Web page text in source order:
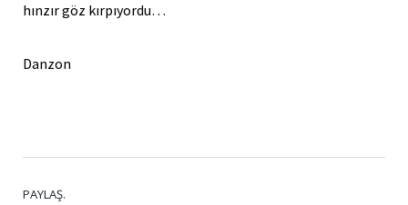
hınzır göz kırpıyordu…
Danzon
PAYLAŞ.